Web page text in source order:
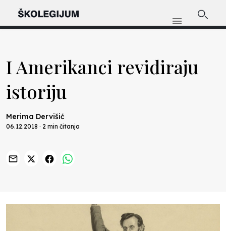
I Amerikanci revidiraju
istoriju
Merima Dervišić
06.12.2018 · 2 min čitanja